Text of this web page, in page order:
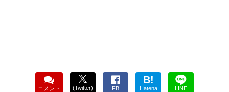
コメント (Twitter) FB
B!
Hatena LINE